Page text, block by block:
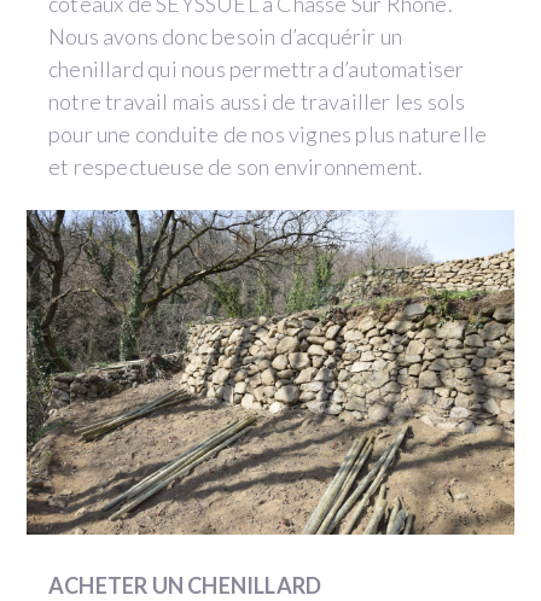
Nous avons donc besoin d’acquérir un
chenillard qui nous permettra d’automatiser
notre travail mais aussi de travailler les sols
pour une conduite de nos vignes plus naturelle
et respectueuse de son environnement.
ACHETER UN CHENILLARD